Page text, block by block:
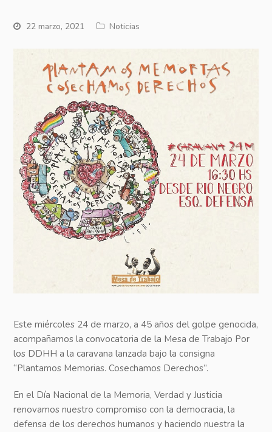
22 marzo, 2021 Noticias
Este miércoles 24 de marzo, a 45 años del golpe genocida,
acompañamos la convocatoria de la Mesa de Trabajo Por
los DDHH a la caravana lanzada bajo la consigna
“Plantamos Memorias. Cosechamos Derechos”.
En el Día Nacional de la Memoria, Verdad y Justicia
renovamos nuestro compromiso con la democracia, la
defensa de los derechos humanos y haciendo nuestra la